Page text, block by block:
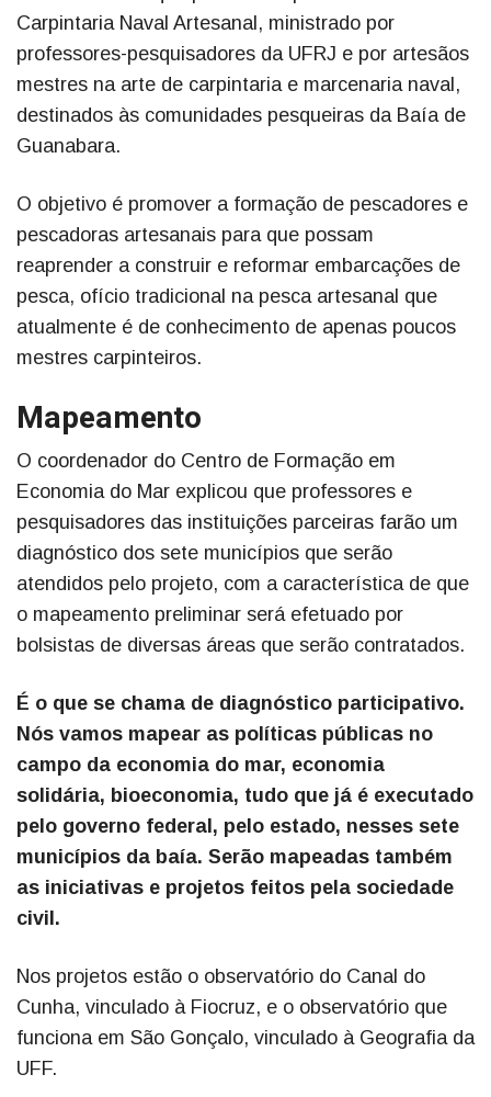
Carpintaria Naval Artesanal, ministrado por
professores-pesquisadores da UFRJ e por artesãos
mestres na arte de carpintaria e marcenaria naval,
destinados às comunidades pesqueiras da Baía de
Guanabara.
O objetivo é promover a formação de pescadores e
pescadoras artesanais para que possam
reaprender a construir e reformar embarcações de
pesca, ofício tradicional na pesca artesanal que
atualmente é de conhecimento de apenas poucos
mestres carpinteiros.
Mapeamento
O coordenador do Centro de Formação em
Economia do Mar explicou que professores e
pesquisadores das instituições parceiras farão um
diagnóstico dos sete municípios que serão
atendidos pelo projeto, com a característica de que
o mapeamento preliminar será efetuado por
bolsistas de diversas áreas que serão contratados.
É o que se chama de diagnóstico participativo.
Nós vamos mapear as políticas públicas no
campo da economia do mar, economia
solidária, bioeconomia, tudo que já é executado
pelo governo federal, pelo estado, nesses sete
municípios da baía. Serão mapeadas também
as iniciativas e projetos feitos pela sociedade
civil.
Nos projetos estão o observatório do Canal do
Cunha, vinculado à Fiocruz, e o observatório que
funciona em São Gonçalo, vinculado à Geografia da
UFF.